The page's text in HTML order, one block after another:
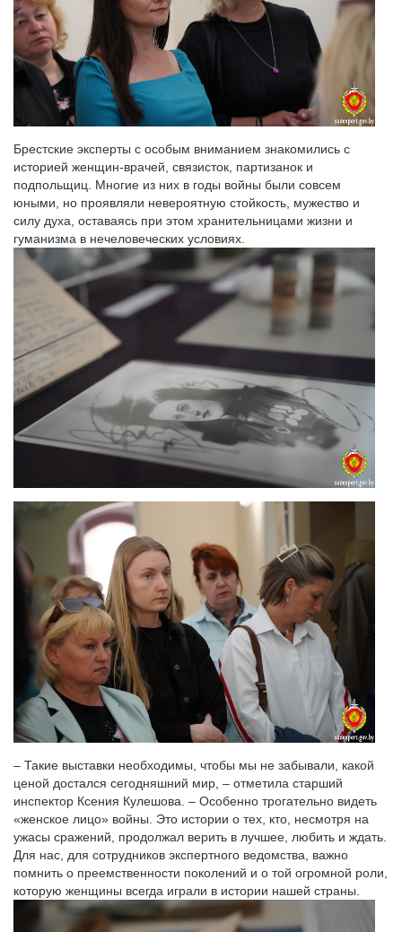
Брестские эксперты с особым вниманием знакомились с
историей женщин-врачей, связисток, партизанок и
подпольщиц. Многие из них в годы войны были совсем
юными, но проявляли невероятную стойкость, мужество и
силу духа, оставаясь при этом хранительницами жизни и
гуманизма в нечеловеческих условиях.
– Такие выставки необходимы, чтобы мы не забывали, какой
ценой достался сегодняшний мир, – отметила старший
инспектор Ксения Кулешова. – Особенно трогательно видеть
«женское лицо» войны. Это истории о тех, кто, несмотря на
ужасы сражений, продолжал верить в лучшее, любить и ждать.
Для нас, для сотрудников экспертного ведомства, важно
помнить о преемственности поколений и о той огромной роли,
которую женщины всегда играли в истории нашей страны.